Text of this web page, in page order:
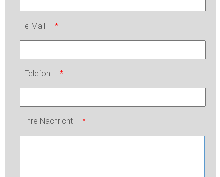
e-Mail *
Telefon *
Ihre Nachricht *